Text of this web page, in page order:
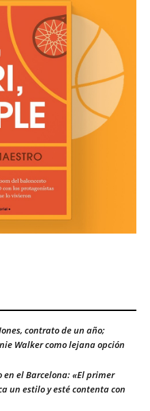
contrato de un año;
Walker como lejana opción
en el Barcelona: «El primer
un estilo y esté contenta con